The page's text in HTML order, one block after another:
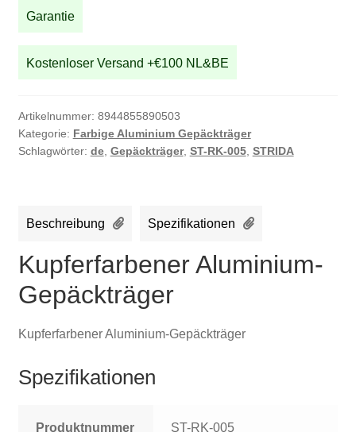
Garantie
Kostenloser Versand +€100 NL&BE
Artikelnummer: 8944855890503
Kategorie: Farbige Aluminium Gepäckträger
Schlagwörter: de, Gepäckträger, ST-RK-005, STRIDA
Beschreibung Spezifikationen
Kupferfarbener Aluminium-
Gepäckträger
Kupferfarbener Aluminium-Gepäckträger
Spezifikationen
Produktnummer ST-RK-005